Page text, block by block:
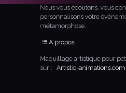
Nous vous écoutons, vous
personnalisons votre
métamorphose.
A propos
Maquillage artistique pour
sur : Artistic-animations.com